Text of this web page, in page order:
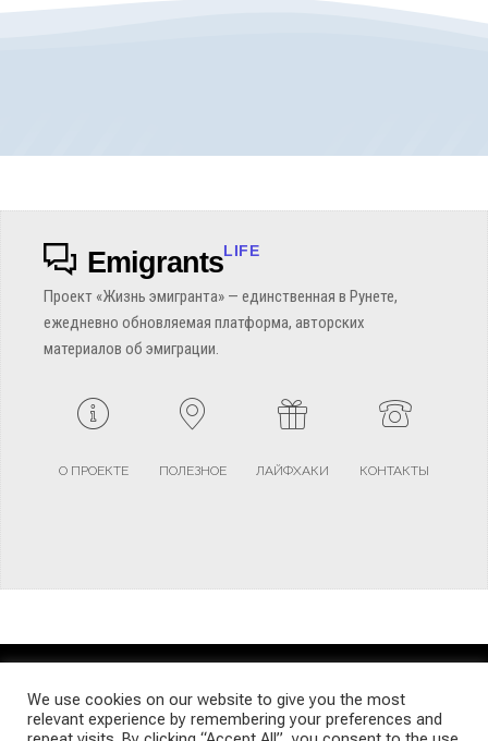
EmigrantsLIFE
Проект «Жизнь эмигранта» — единственная в Рунете,
ежедневно обновляемая платформа, авторских
материалов об эмиграции.
О ПРОЕКТЕ ПОЛЕЗНОЕ ЛАЙФХАКИ КОНТАКТЫ
TERMS AND CONDITIONS PRIVACY POLICY SITEMAP
We use cookies on our website to give you the most
relevant experience by remembering your preferences and